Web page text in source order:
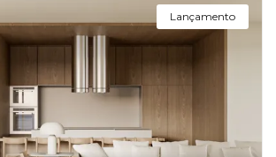
Lançamento